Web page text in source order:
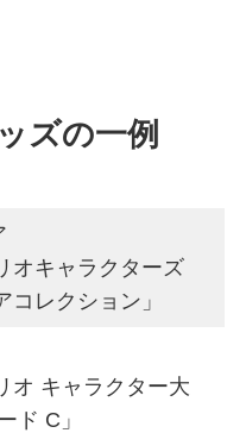
ズの一例
オキャラクターズ
レクション」
オ キャラクター大
ド C」